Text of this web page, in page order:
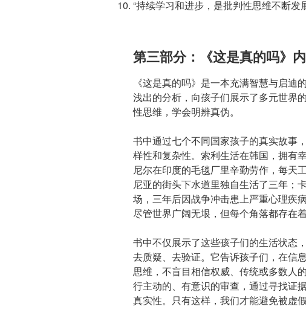
“持续学习和进步，是批判性思维不断发
第三部分：《这是真的吗》
《这是真的吗》是一本充满智慧与启迪
浅出的分析，向孩子们展示了多元世界
性思维，学会明辨真伪。
书中通过七个不同国家孩子的真实故事
样性和复杂性。索利生活在韩国，拥有
尼尔在印度的毛毯厂里辛勤劳作，每天
尼亚的街头下水道里独自生活了三年；
场，三年后因战争冲击患上严重心理疾
尽管世界广阔无垠，但每个角落都存在着
书中不仅展示了这些孩子们的生活状态
去质疑、去验证。它告诉孩子们，在信
思维，不盲目相信权威、传统或多数人
行主动的、有意识的审查，通过寻找证
真实性。只有这样，我们才能避免被虚